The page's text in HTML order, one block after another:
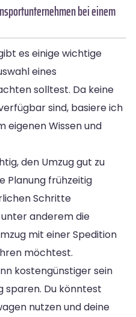
bei einem
es einige wichtige
eines
solltest. Da keine
sind, basiere ich
eigenen Wissen und
den Umzug gut zu
Planung frühzeitig
Schritte
anderem die
mit einer Spedition
möchtest.
kostengünstiger sein
sparen. Du könntest
nutzen und deine